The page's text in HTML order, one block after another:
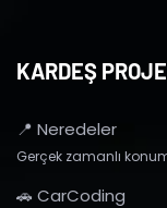
KARDEŞ
📍 Neredeler
Gerçek zamanlı
🚗 CarCoding